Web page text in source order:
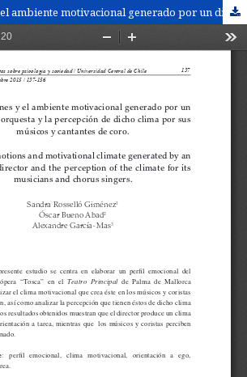
Las emociones y el ambiente motivacional generado por un director de orquesta y la percepción de dicho clima por sus músicos y cantantes de coro. / Study of emotions and motivational climate generated by an orchestral director and the perception of ...